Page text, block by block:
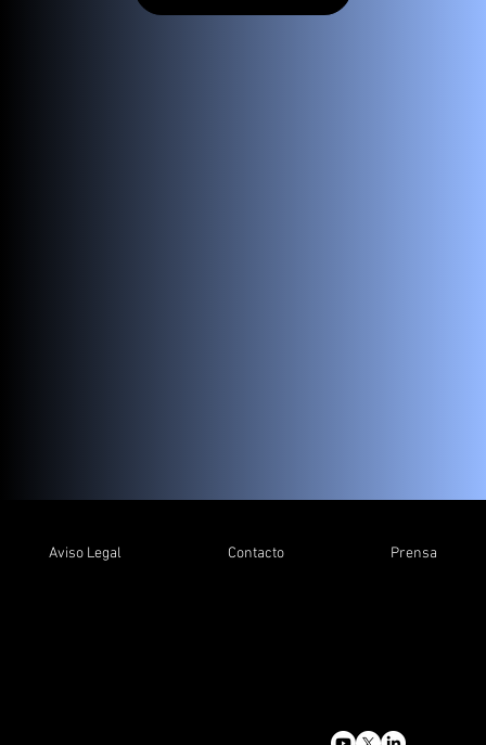
Aviso Legal Contacto Prensa